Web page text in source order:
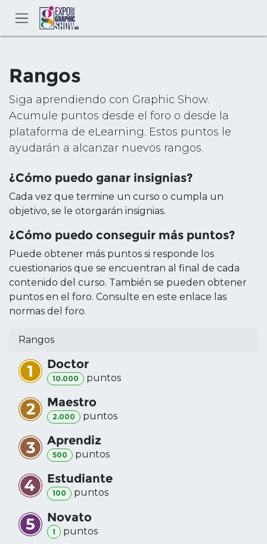
Ir al contenido
Rangos
Siga aprendiendo con Graphic Show.
Acumule puntos desde el foro o desde la
plataforma de eLearning. Estos puntos le
ayudarán a alcanzar nuevos rangos.
¿Cómo puedo ganar insignias?
Cada vez que termine un curso o cumpla un
objetivo, se le otorgarán insignias.
¿Cómo puedo conseguir más puntos?
Puede obtener más puntos si responde los
cuestionarios que se encuentran al final de cada
contenido del curso. También se pueden obtener
puntos en el foro. Consulte en este enlace las
normas del foro.
Rangos
Doctor
10.000 puntos
Maestro
2.000 puntos
Aprendiz
500 puntos
Estudiante
100 puntos
Novato
1 puntos